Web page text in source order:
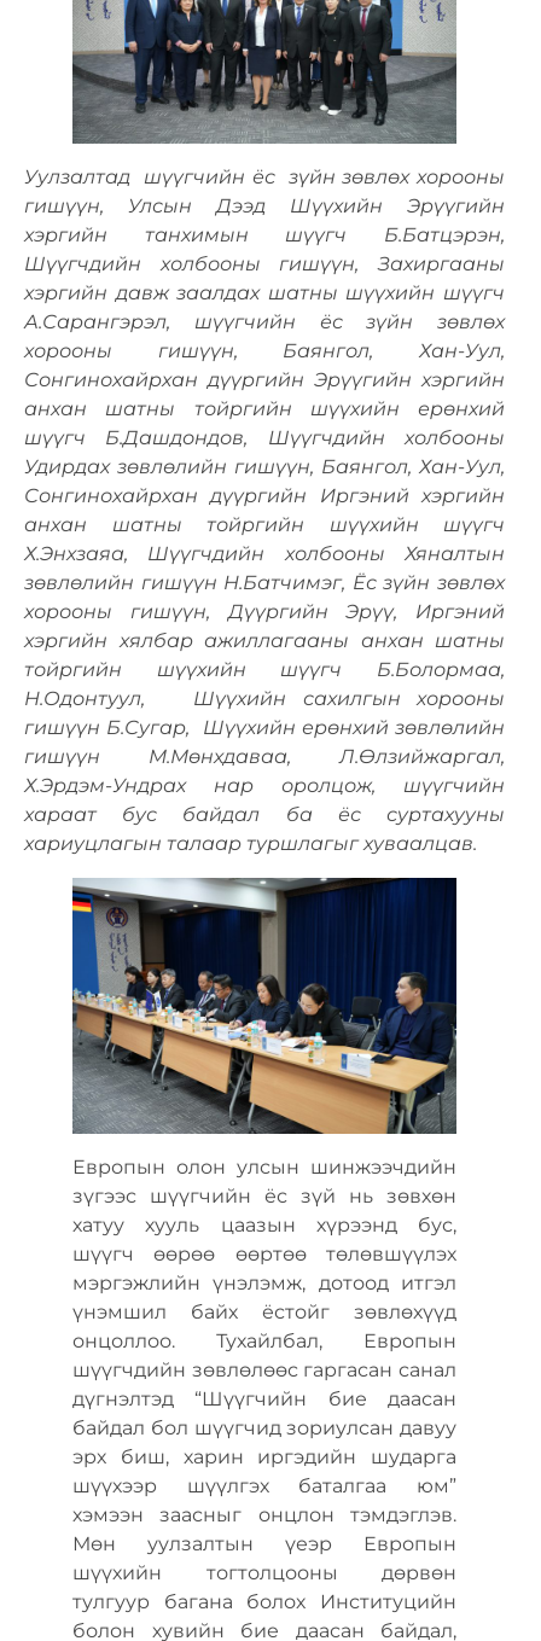
Уулзалтад шүүгчийн ёс зүйн зөвлөх хорооны
гишүүн, Улсын Дээд Шүүхийн Эрүүгийн
хэргийн танхимын шүүгч Б.Батцэрэн,
Шүүгчдийн холбооны гишүүн, Захиргааны
хэргийн давж заалдах шатны шүүхийн шүүгч
А.Сарангэрэл, шүүгчийн ёс зүйн зөвлөх
хорооны гишүүн, Баянгол, Хан-Уул,
Сонгинохайрхан дүүргийн Эрүүгийн хэргийн
анхан шатны тойргийн шүүхийн ерөнхий
шүүгч Б.Дашдондов, Шүүгчдийн холбооны
Удирдах зөвлөлийн гишүүн, Баянгол, Хан-Уул,
Сонгинохайрхан дүүргийн Иргэний хэргийн
анхан шатны тойргийн шүүхийн шүүгч
Х.Энхзаяа, Шүүгчдийн холбооны Хяналтын
зөвлөлийн гишүүн Н.Батчимэг, Ёс зүйн зөвлөх
хорооны гишүүн, Дүүргийн Эрүү, Иргэний
хэргийн хялбар ажиллагааны анхан шатны
тойргийн шүүхийн шүүгч Б.Болормаа,
Н.Одонтуул, Шүүхийн сахилгын хорооны
гишүүн Б.Сугар, Шүүхийн ерөнхий зөвлөлийн
гишүүн М.Мөнхдаваа, Л.Өлзийжаргал,
Х.Эрдэм-Ундрах нар оролцож, шүүгчийн
хараат бус байдал ба ёс суртахууны
хариуцлагын талаар туршлагыг хуваалцав.
Европын олон улсын шинжээчдийн
зүгээс шүүгчийн ёс зүй нь зөвхөн
хатуу хууль цаазын хүрээнд бус,
шүүгч өөрөө өөртөө төлөвшүүлэх
мэргэжлийн үнэлэмж, дотоод итгэл
үнэмшил байх ёстойг зөвлөхүүд
онцоллоо. Тухайлбал, Европын
шүүгчдийн зөвлөлөөс гаргасан санал
дүгнэлтэд “Шүүгчийн бие даасан
байдал бол шүүгчид зориулсан давуу
эрх биш, харин иргэдийн шударга
шүүхээр шүүлгэх баталгаа юм”
хэмээн заасныг онцлон тэмдэглэв.
Мөн уулзалтын үеэр Европын
шүүхийн тогтолцооны дөрвөн
тулгуур багана болох Институцийн
болон хувийн бие даасан байдал,